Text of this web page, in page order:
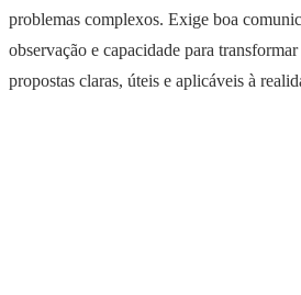
problemas complexos. Exige boa
observação e capacidade para
propostas claras, úteis e aplicáveis à